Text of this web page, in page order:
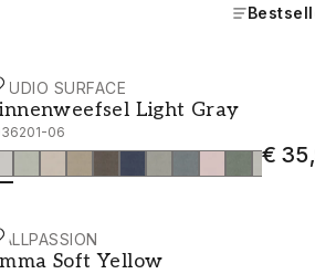
SURFACE
Light Gray
06
€
Light Gray - 1036201-06
Soft Yellow
Soft Yellow - 1002602-01